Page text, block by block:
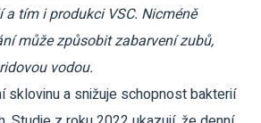
tím i produkci VSC. Nicméně
může způsobit zabarvení zubů,
vodou.
sklovinu a snižuje schopnost bakterií